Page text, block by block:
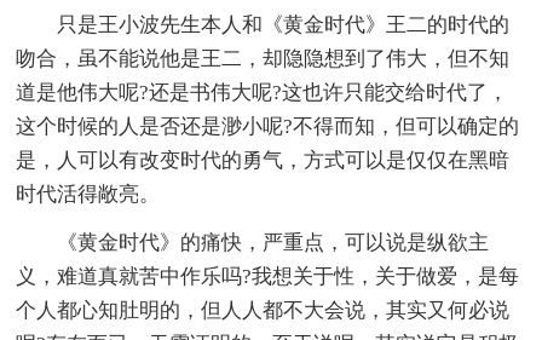
只是王小波先生本人和《黄金时代》王二的时代的
吻合，虽不能说他是王二，却隐隐想到了伟大，但不知
道是他伟大呢?还是书伟大呢?这也许只能交给时代了，
这个时候的人是否还是渺小呢?不得而知，但可以确定的
是，人可以有改变时代的勇气，方式可以是仅仅在黑暗
时代活得敞亮。
《黄金时代》的痛快，严重点，可以说是纵欲主
义，难道真就苦中作乐吗?我想关于性，关于做爱，是每
个人都心知肚明的，但人人都不大会说，其实又何必说